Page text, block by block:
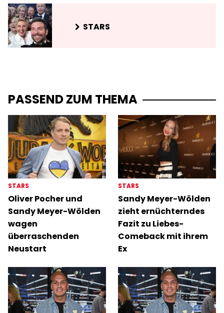
STARS
PASSEND ZUM THEMA
STARS
Oliver Pocher und
Sandy Meyer-Wölden
wagen
überraschenden
Neustart
STARS
Sandy Meyer-Wölden
zieht ernüchterndes
Fazit zu Liebes-
Comeback mit ihrem
Ex